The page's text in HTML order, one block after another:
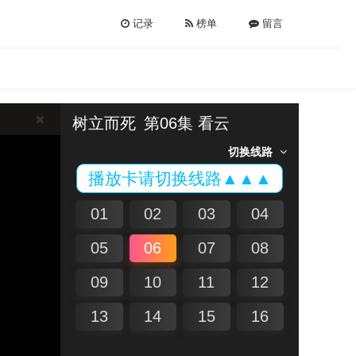
记录 榜单 留言
树立而死 第06集 看云
切换线路
播放卡请切换线路▲▲▲
01 02 03
04
05
06 07
08
09
10 11
12
13
14 15 16